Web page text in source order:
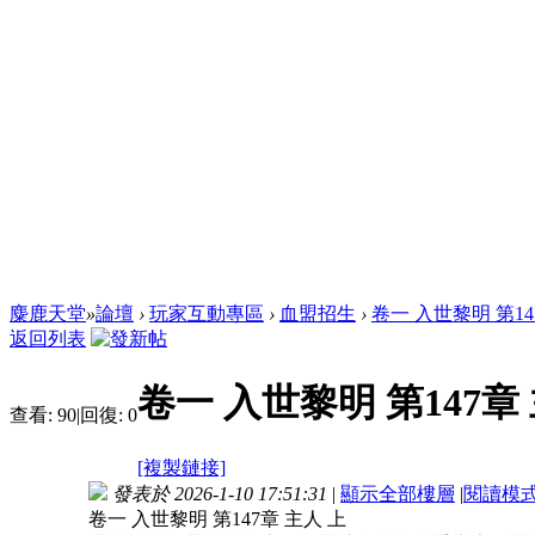
麋鹿天堂»論壇 › 玩家互動專區 › 血盟招生 › 卷一 入世黎明 第
返回列表
查看: 90|回復: 0卷一 入世黎明 第147章
[複製鏈接]
發表於 2026-1-10 17:51:31 | 顯示全部樓層 |閱讀模
卷一 入世黎明 第147章 主人 上